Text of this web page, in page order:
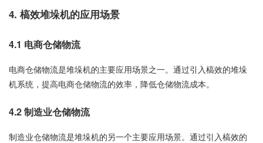
4. 槁效堆垛机的应用场景
4.1 电商仓储物流
电商仓储物流是堆垛机的主要应用场景之一。通过引入槁效的堆垛
机系统，提高电商仓储物流的效率，降低仓储物流成本。
4.2 制造业仓储物流
制造业仓储物流是堆垛机的另一个主要应用场景。通过引入槁效的